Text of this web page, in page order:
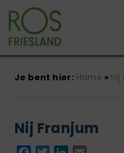
Je bent hier: Home » Nij
Nij Franjum